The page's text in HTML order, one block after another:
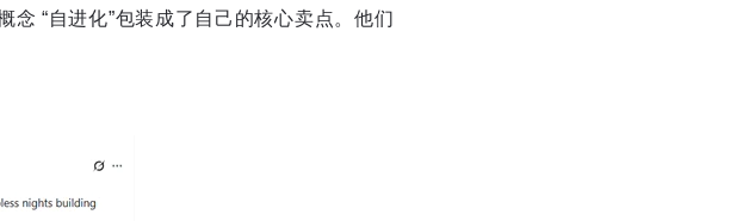
“自进化”包装成了自己的核心卖点。他们